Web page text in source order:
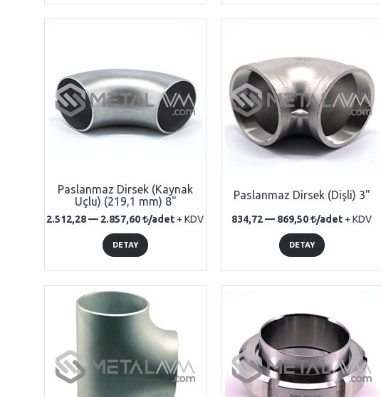
Paslanmaz Dirsek (Kaynak
Uçlu) (219,1 mm) 8"
2.512,28 — 2.857,60 /adet+ KDV
DETAY
Paslanmaz Dirsek (Dişli) 3"
834,72 — 869,50 /adet+ KDV
DETAY